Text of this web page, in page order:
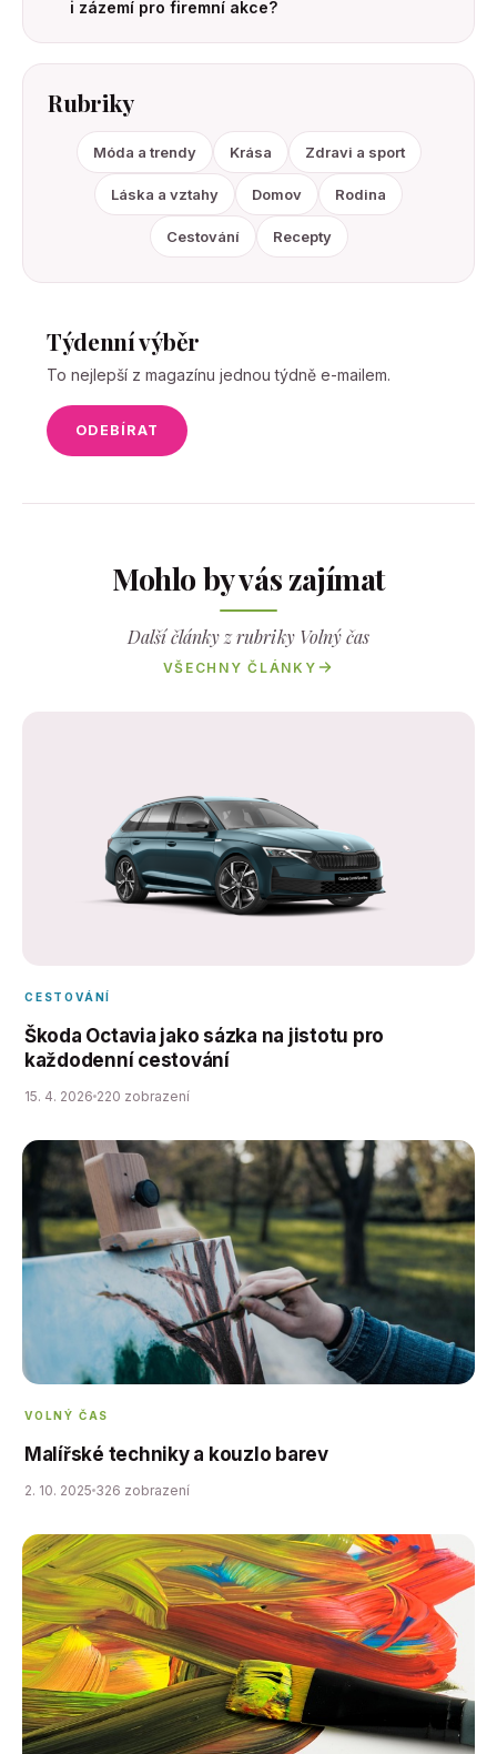
i zázemí pro firemní akce?
Rubriky
Móda a trendy Krása Zdravi a sport
Láska a vztahy Domov Rodina
Cestování Recepty
Týdenní výběr
To nejlepší z magazínu jednou týdně e-mailem.
ODEBÍRAT
Mohlo by vás zajímat
Další články z rubriky Volný čas
VŠECHNY ČLÁNKY
CESTOVÁNÍ
Škoda Octavia jako sázka na jistotu pro
každodenní cestování
15. 4. 2026 220 zobrazení
VOLNÝ ČAS
Malířské techniky a kouzlo barev
2. 10. 2025 326 zobrazení